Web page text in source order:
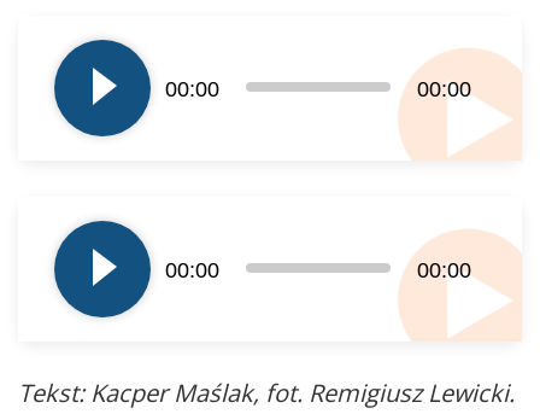
plików
dźwiękowych
00:00 00:00
plików
dźwiękowych
00:00 00:00
Tekst: Kacper Maślak, fot. Remigiusz Lewicki.